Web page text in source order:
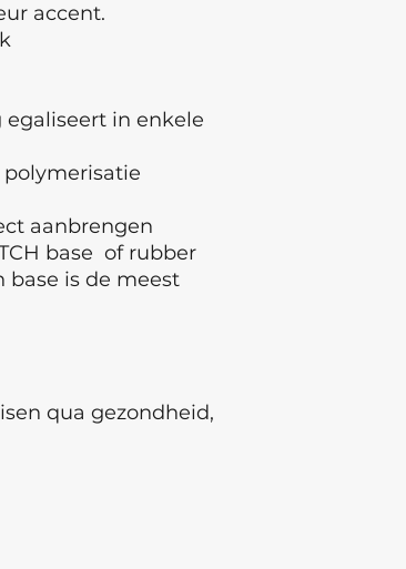
accent.
egaliseert in enkele
aanbrengen
base of rubber
base is de meest
qua gezondheid,